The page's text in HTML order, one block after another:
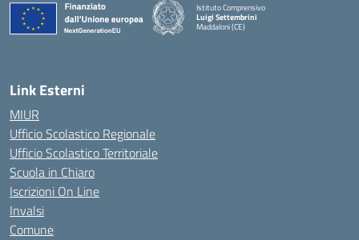
Istituto Comprensivo
Luigi Settembrini
Maddaloni (CE)
Link Esterni
MIUR
Ufficio Scolastico Regionale
Ufficio Scolastico Territoriale
Scuola in Chiaro
Iscrizioni On Line
Invalsi
Comune